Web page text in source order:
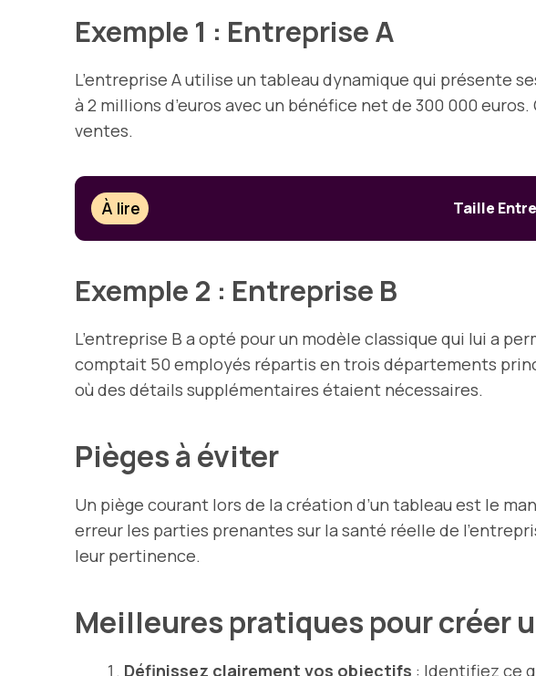
Exemple 1 : Entreprise A
L’entreprise A utilise un tableau dynamique qui présente
à 2 millions d’euros avec un bénéfice net de 300 000
ventes.
À lire Taille
Exemple 2 : Entreprise B
L’entreprise B a opté pour un modèle classique qui lui a
comptait 50 employés répartis en trois départements
où des détails supplémentaires étaient nécessaires.
Pièges à éviter
Un piège courant lors de la création d’un tableau est le
erreur les parties prenantes sur la santé réelle de
leur pertinence.
Meilleures pratiques pour créer
Définissez clairement vos objectifs : Identifiez ce